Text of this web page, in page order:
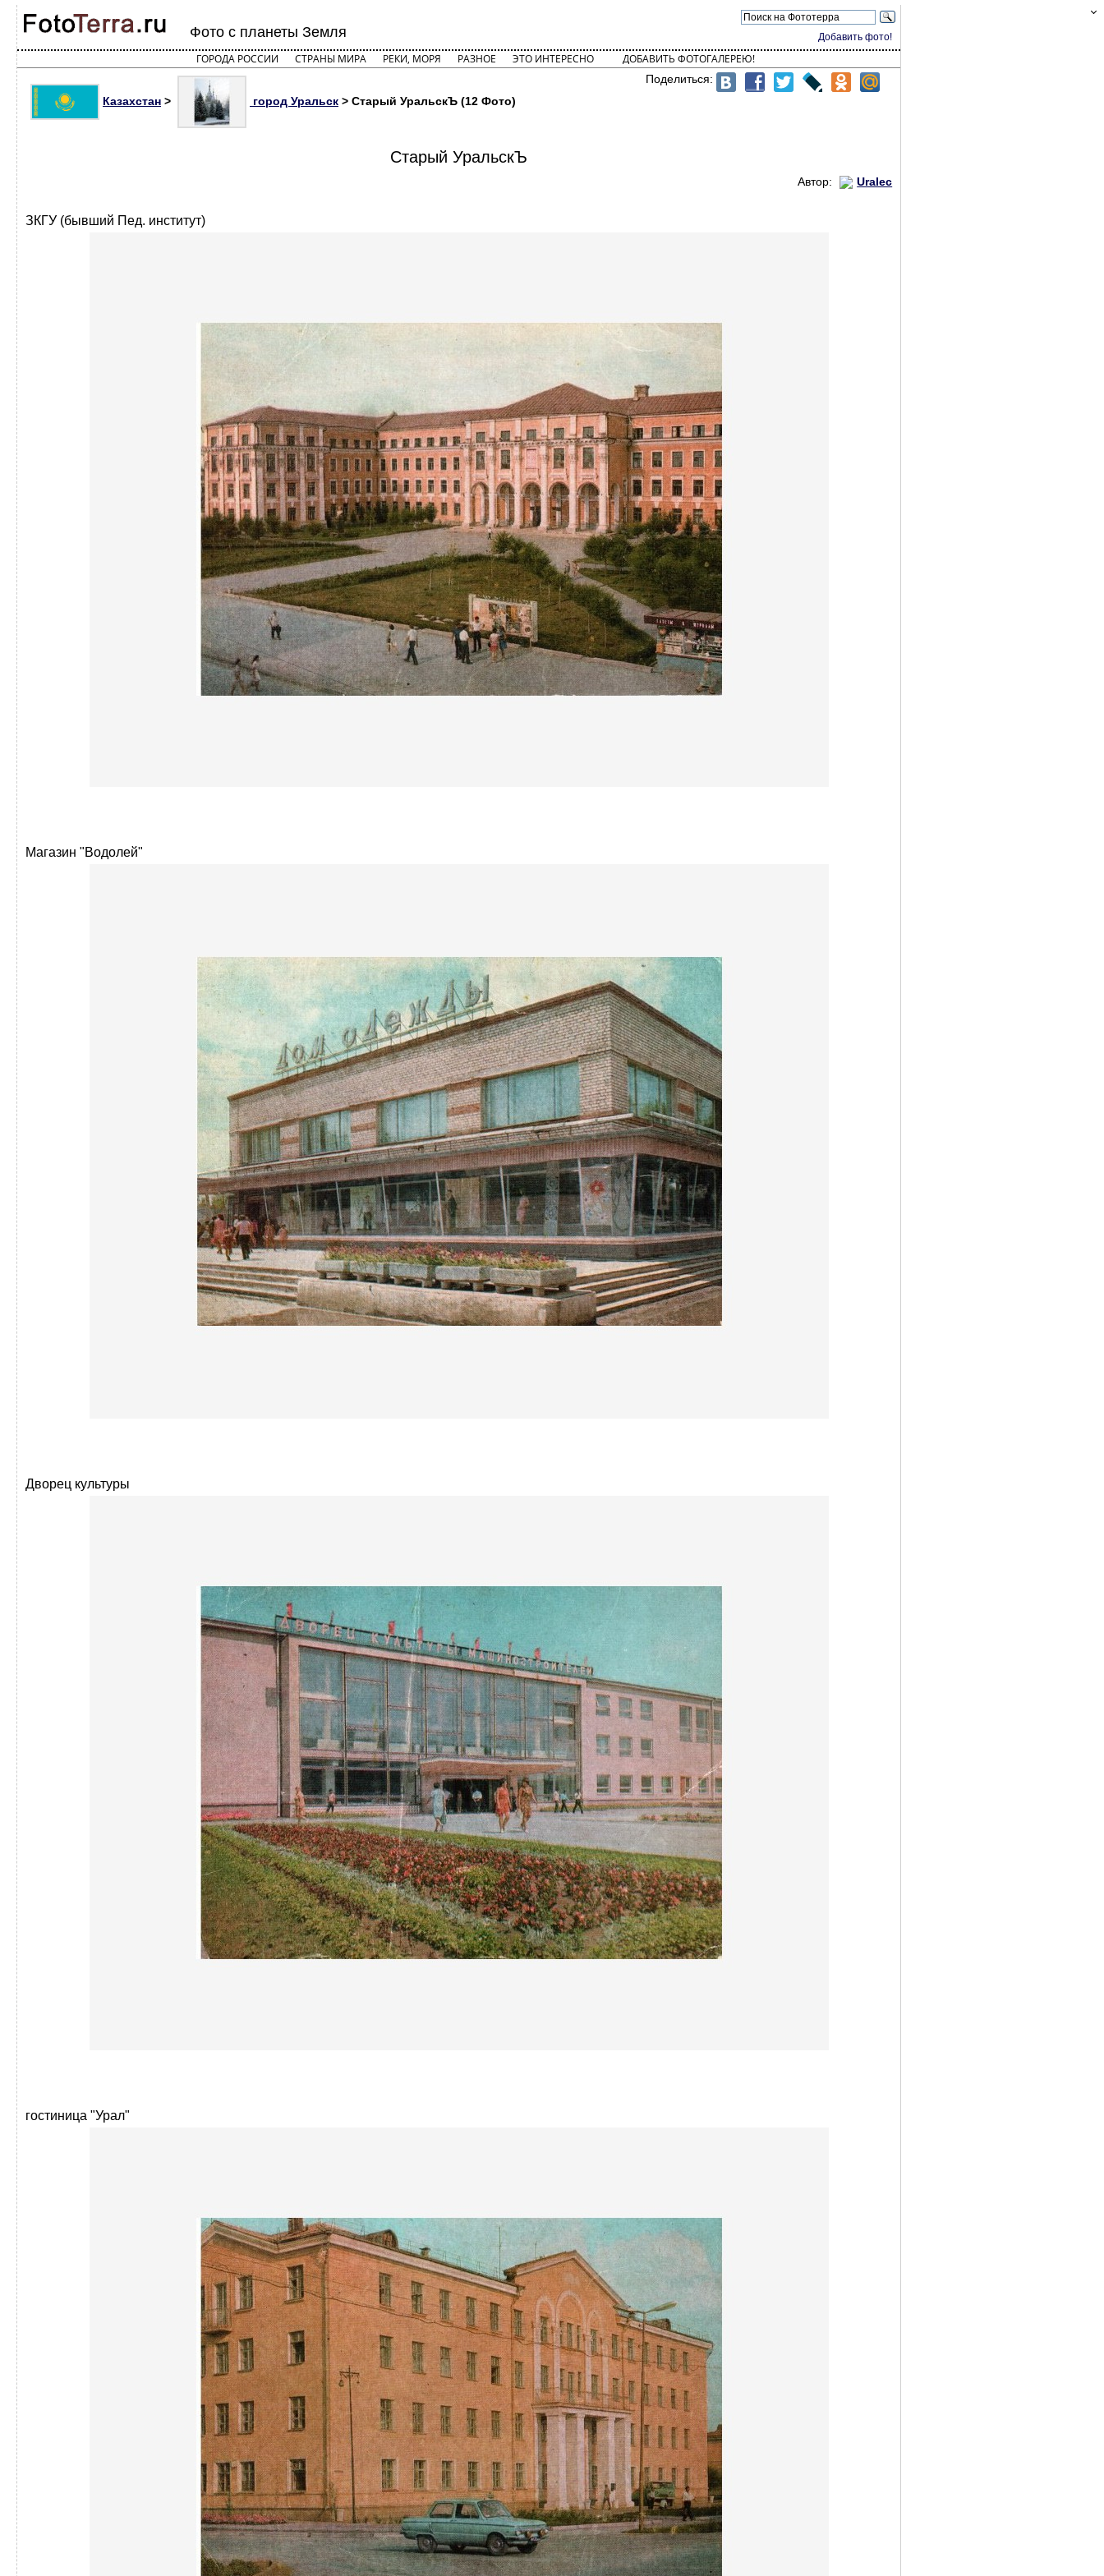
Добавить фото!
Фото с планеты Земля
ГОРОДА РОССИИ СТРАНЫ МИРА РЕКИ, МОРЯ РАЗНОЕ ЭТО ИНТЕРЕСНО ДОБАВИТЬ ФОТОГАЛЕРЕЮ!
Поделиться:
Казахстан > город Уральск > Старый УральскЪ (12 Фото)
Старый УральскЪ
Автор: Uralec
ЗКГУ (бывший Пед. институт)
Магазин "Водолей"
Дворец культуры
гостиница "Урал"